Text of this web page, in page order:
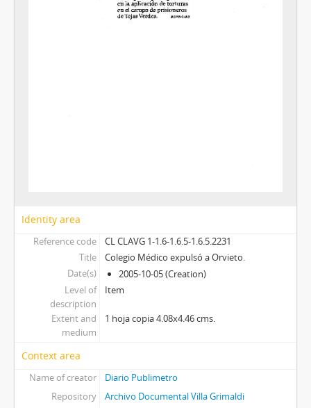
Identity area
Reference code
CL CLAVG 1-1.6-1.6.5-1.6.5.2231
Title
Colegio Médico expulsó a Orvieto.
Date(s)
2005-10-05 (Creation)
Level of
description
Item
Extent and
medium
1 hoja copia 4.08x4.46 cms.
Context area
Name of creator
Diario Publimetro
Repository
Archivo Documental Villa Grimaldi